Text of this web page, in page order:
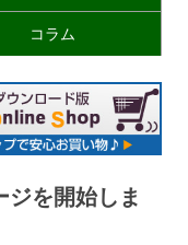
コラム
を開始しま